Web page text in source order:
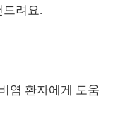
드려요.
염 환자에게 도움